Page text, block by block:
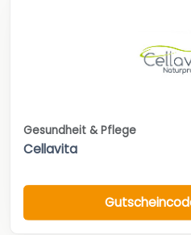
Gesundheit & Pflege
Cellavita